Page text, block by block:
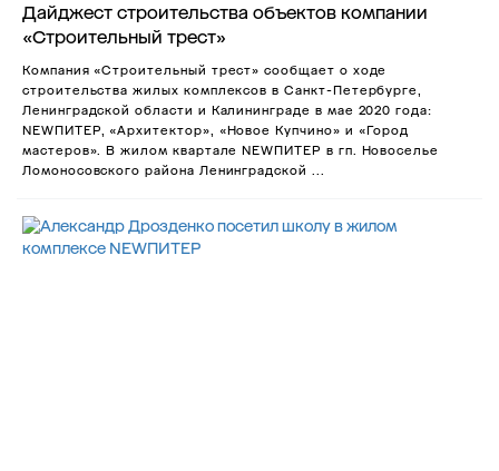
Дайджест строительства объектов компании
«Строительный трест»
Компания «Строительный трест» сообщает о ходе
строительства жилых комплексов в Санкт-Петербурге,
Ленинградской области и Калининграде в мае 2020 года:
NEWПИТЕР, «Архитектор», «Новое Купчино» и «Город
мастеров». В жилом квартале NEWПИТЕР в гп. Новоселье
Ломоносовского района Ленинградской ...